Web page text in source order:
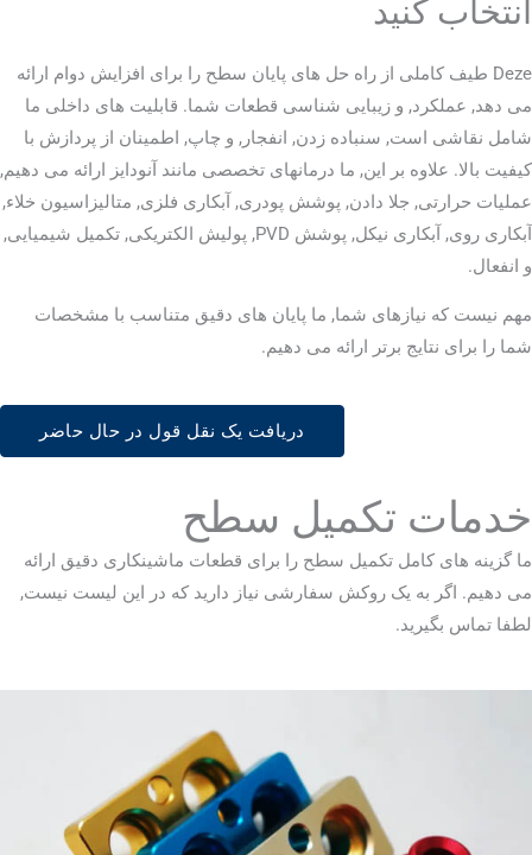
انتخاب کنید
Deze طیف کاملی از راه حل های پایان سطح را برای افزایش دوام ارائه
می دهد, عملکرد, و زیبایی شناسی قطعات شما. قابلیت های داخلی ما
شامل نقاشی است, سنباده زدن, انفجار, و چاپ, اطمینان از پردازش با
کیفیت بالا. علاوه بر این, ما درمانهای تخصصی مانند آنودایز ارائه می دهیم,
عملیات حرارتی, جلا دادن, پوشش پودری, آبکاری فلزی, متالیزاسیون خلاء,
آبکاری روی, آبکاری نیکل, پوشش PVD, پولیش الکتریکی, تکمیل شیمیایی,
و انفعال.
مهم نیست که نیازهای شما, ما پایان های دقیق متناسب با مشخصات
شما را برای نتایج برتر ارائه می دهیم.
دریافت یک نقل قول در حال حاضر
خدمات تکمیل سطح
ما گزینه های کامل تکمیل سطح را برای قطعات ماشینکاری دقیق ارائه
می دهیم. اگر به یک روکش سفارشی نیاز دارید که در این لیست نیست,
لطفا تماس بگیرید.